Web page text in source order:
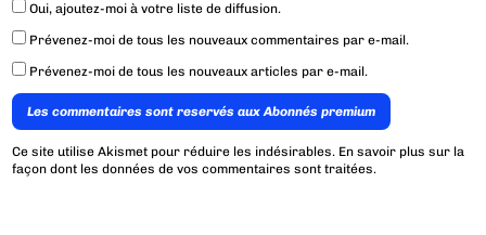
Oui, ajoutez-moi à votre liste de diffusion.
Prévenez-moi de tous les nouveaux commentaires par e-mail.
Prévenez-moi de tous les nouveaux articles par e-mail.
Les commentaires sont reservés aux Abonnés premium
Ce site utilise Akismet pour réduire les indésirables. En savoir plus sur la
façon dont les données de vos commentaires sont traitées.